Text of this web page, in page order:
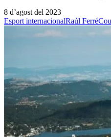
8 d’agost del 2023
Esport internacionalRaúl Ferré